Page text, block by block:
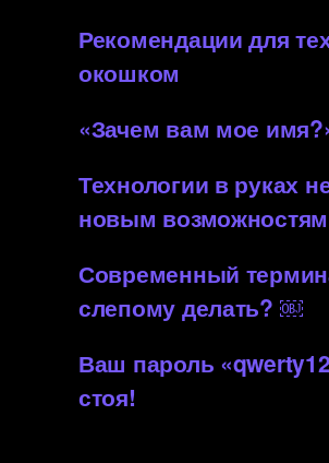
Рекомендации для
окошком
«Зачем вам мое
Технологии в руках
новым возможностям
Современный
слепому делать? ￼
Ваш пароль
стоя!